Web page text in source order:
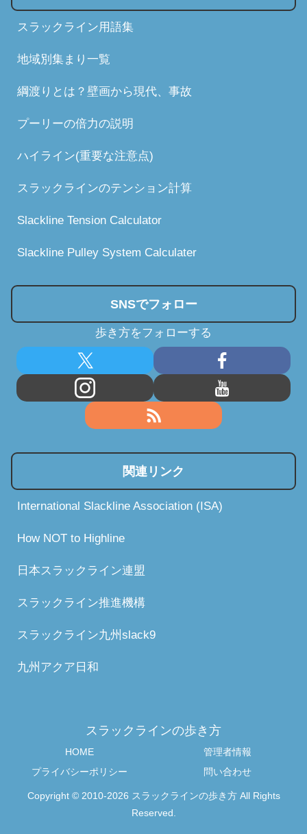
スラックライン用語集
地域別集まり一覧
綱渡りとは？壁画から現代、事故
プーリーの倍力の説明
ハイライン(重要な注意点)
スラックラインのテンション計算
Slackline Tension Calculator
Slackline Pulley System Calculater
SNSでフォロー
歩き方をフォローする
関連リンク
International Slackline Association (ISA)
How NOT to Highline
日本スラックライン連盟
スラックライン推進機構
スラックライン九州slack9
九州アクア日和
スラックラインの歩き方
HOME
管理者情報
プライバシーポリシー
問い合わせ
Copyright © 2010-2026 スラックラインの歩き方 All Rights
Reserved.